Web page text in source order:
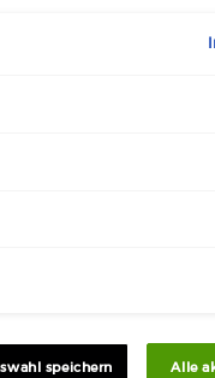
speichern Alle